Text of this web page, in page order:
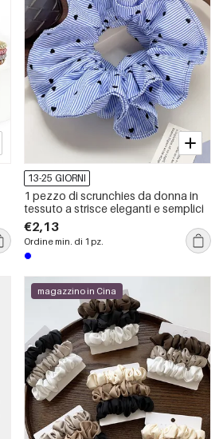
13-25 GIORNI
1 pezzo di scrunchies da donna in
tessuto a strisce eleganti e semplici
€2,13
Ordine min. di 1 pz.
magazzino in Cina